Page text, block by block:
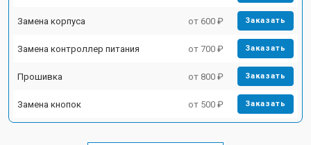
Замена корпуса от 600 ₽ Заказать
Замена контроллер питания от 700 ₽ Заказать
Прошивка от 800 ₽ Заказать
Замена кнопок от 500 ₽ Заказать